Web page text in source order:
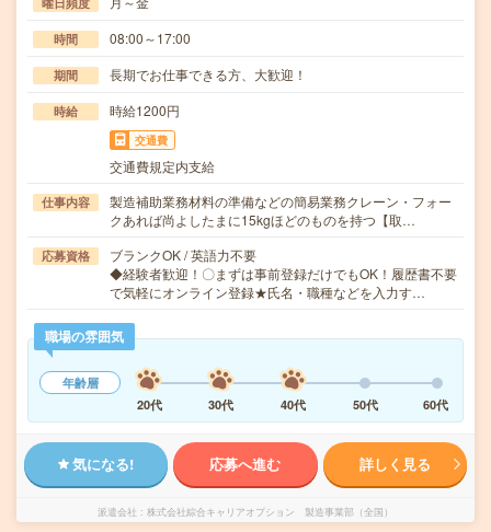
時間 08:00～17:00
期間 長期でお仕事できる方、大歓迎！
時給 時給1200円
交通費
交通費規定内支給
仕事内容
製造補助業務材料の準備などの簡易業務クレーン・フォー
クあれば尚よしたまに15kgほどのものを持つ【取…
応募資格
ブランクOK / 英語力不要
◆経験者歓迎！〇まずは事前登録だけでもOK！履歴書不要
で気軽にオンライン登録★氏名・職種などを入力す…
職場の雰囲気
年齢層
20代
30代 40代 50代 60代
気になる! 応募へ進む 詳しく見る
派遣会社 株式会社綜合キャリアオプション 製造事業部（全国）